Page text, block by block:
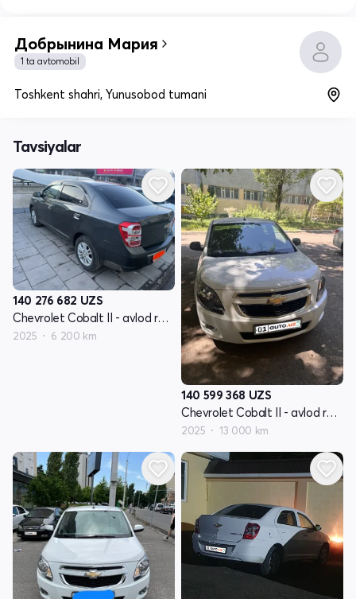
Добрынина Мария
1 ta avtomobil
Toshkent shahri, Yunusobod tumani
Tavsiyalar
140 276 682 UZS
Chevrolet Cobalt II - avlod restayling
2025 6 200 km
140 599 368 UZS
Chevrolet Cobalt II - avlod restayling
2025 13 000 km